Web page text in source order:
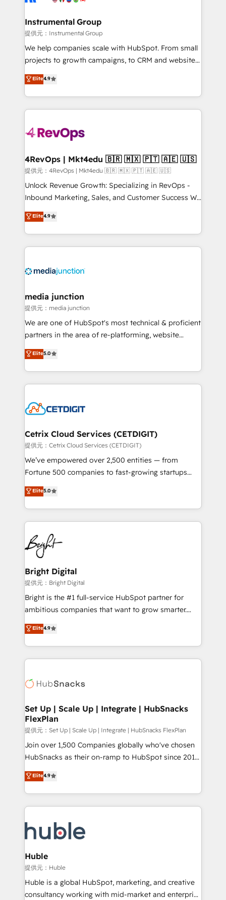
explore whether S2 is the partner you’ve been
Premier Partner 2023 🌟5 HubSpot Accreditations 🌟
Won HubSpot Theme Challenge 2021 🌟INBOUND’19
HubSpot Rising Star Why us? Harnessing the full
potential of the powerful HubSpot CRM. ✔️A team of
HubSpot experience ✔️Flexible pricing models —
Hourly-fee (assigned one Dedicated HubSpot
requirement). ✔️Helped over 25,000+ customers so
far with our HubSpot solutions. ✔️Bespoke apps &
on-demand bundle services. Connect with us today!
Instrumental Group
提供元：Instrumental Group
We help companies scale with HubSpot. From small
projects to growth campaigns, to CRM and websites.
Hire an agency that's experienced in every inch of
HubSpot and willing to work hand-in-hand with your
team to simplify the complex and build a better
experience for your team and customers.
Elite4.9
4RevOps | Mkt4edu 🇧🇷 🇲🇽 🇵🇹 🇦🇪 🇺🇸
提供元：4RevOps | Mkt4edu 🇧🇷 🇲🇽 🇵🇹 🇦🇪 🇺🇸
Unlock Revenue Growth: Specializing in RevOps -
Inbound Marketing, Sales, and Customer Success We
specialize in driving revenue growth for companies
across industries through tailored marketing, sales,
and customer success strategies, utilizing RevOps
methodologies. As Latin America's largest HubSpot
offer unparalleled insights. Operating in five
Mexico, USA, and Portugal—we've executed over a
hundred successful operations. Our approach,
rooted in RevOps principles, integrates analysis,
training, planning, and qualification. Leveraging
inbound marketing tactics, we focus on
understanding, nurturing, and converting leads.
competitive market.
Elite4.9
media junction
提供元：media junction
We are one of HubSpot's most technical & proficient
partners in the area of re-platforming, website
design & development. We specialize in multi-hub
implementations for mid-market & enterprise
companies. We are woman-owned, powered by
coffee, and we ❤️ dogs. We produce award-winning
Impact Award 🏆2022 Technical Expertise Impact
Award 🏆2020 Elite Solutions Partner 🏆2019
Integrations HubSpot Impact Award 🏆2019
Marketing Enablement HubSpot Impact Award 🏆
2018 Website Design HubSpot Impact Award 🏆2017
Growth-Driven Design Agency of the Year 🏆2016
Sales Enablement HubSpot Impact Award 🏆2015
HubSpot COS Performance Award 🏆2014 HubSpot
COS Design Award 🏆2013 HubSpot Marketplace
Partner 📆Founded in 1997
Elite5.0
Cetrix Cloud Services (CETDIGIT)
提供元：Cetrix Cloud Services (CETDIGIT)
We’ve empowered over 2,500 entities — from
Fortune 500 companies to fast-growing startups
and nonprofits — to streamline operations, scale
revenue, and unlock the full potential of HubSpot.
With deep technical and industry expertise, we fuse
automation, integration, and AI innovation to deliver
lasting impact. We specialize in: • Turnkey and end-
to-end HubSpot implementations • Onboarding for
Sales, Service, Marketing & Content Hubs • AI voice
and chat agents, predictive automation, and smart
workflows • Salesforce + HubSpot integration •
Website design and CMS development • ERP
integration: SAP, NetSuite, Microsoft Dynamics, … •
platform • Client/member portals built on HubSpot •
CaterSuite for the catering industry • Custom and
WooCommerce, BuilderTrend, and more Experience
the difference — reach out to see how AI + HubSpot
Elite5.0
Bright Digital
提供元：Bright Digital
Bright is the #1 full-service HubSpot partner for
ambitious companies that want to grow smarter.
From HubSpot onboarding, to training, from
developing a new website to lead generation and
digital marketing; we do it all (and with great
results)! In short, our services include: - HubSpot
HubSpot development: websites, custom modules,
marketing, advertising, campaigns, content and
design We connect people, data and technology to
improve customer experiences. With our bright
people, exciting ideas and can-do mentality, we
ensure revenue growth on a daily basis. So tell us
team of 100+ experts is ready for you! Driving digital
growth | www.brightdigital.com
Elite4.9
Set Up | Scale Up | Integrate | HubSnacks
FlexPlan
提供元：Set Up | Scale Up | Integrate | HubSnacks FlexPlan
Join over 1,500 Companies globally who've chosen
HubSnacks as their on-ramp to HubSpot since 2014
Simple pay-as-you-go plans that accelerate value...
1️⃣ Set Up | Onboarding New or Check-fixing existing
HubSpot portals 2️⃣ Scale Up | 100% HubSpot Task
Execution... Global 24/7 ... All Experts 3️⃣ Integrate |
Slash months from your API Integration project... ⬅️
Click "Contact Business" ⬅️ to access 150+ Kickstart
Integration templates that put HubSpot in the center
of your tech stack, syncing... 🛍️ Shopify or
WooCommerce 💲 Stripe or Paypal 💰 Sage or
Netsuite 🤖 Google or Microsoft ✍️ DocuSign or
Elite4.9
Huble
提供元：Huble
Huble is a global HubSpot, marketing, and creative
consultancy working with mid-market and enterprise